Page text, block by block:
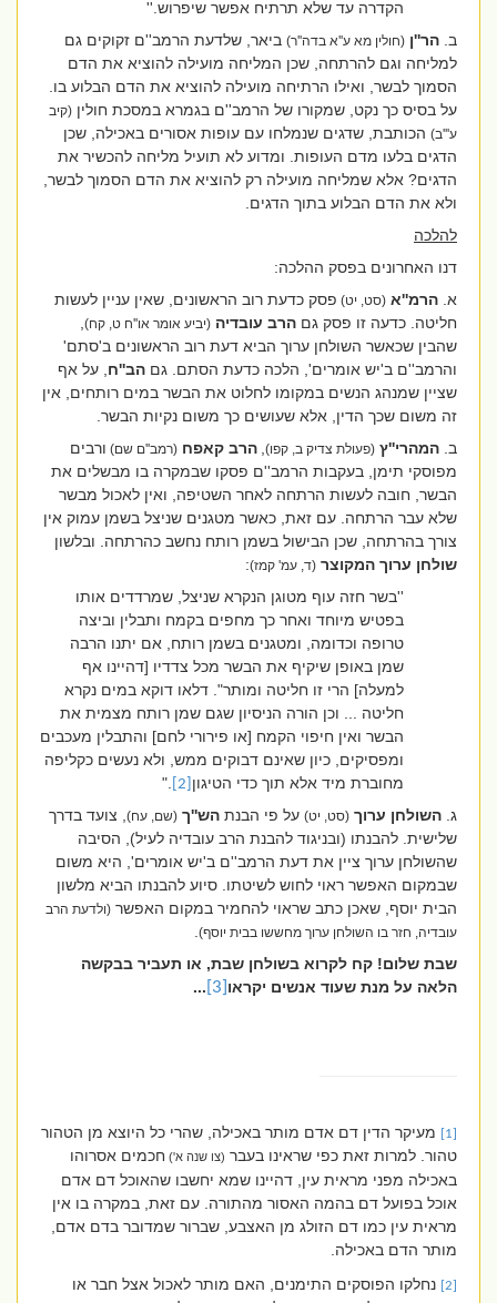
הקדרה עד שלא תרתיח אפשר שיפרוש.''
ב.הר''ן (חולין מא ע''א בדה''ר)ביאר, שלדעת הרמב''ם זקוקים גם
למליחה וגם להרתחה, שכן המליחה מועילה להוציא את הדם
הסמוך לבשר, ואילו הרתיחה מועילה להוציא את הדם הבלוע בו.
על בסיס כך נקט, שמקורו של הרמב''ם בגמרא במסכת חולין(קיב
ע'''ב)הכותבת, שדגים שנמלחו עם עופות אסורים באכילה, שכן
הדגים בלעו מדם העופות. ומדוע לא תועיל מליחה להכשיר את
הדגים? אלא שמליחה מועילה רק להוציא את הדם הסמוך לבשר,
ולא את הדם הבלוע בתוך הדגים.
להלכה
דנו האחרונים בפסק ההלכה:
א.הרמ''א (סט, יט)פסק כדעת רוב הראשונים, שאין עניין לעשות
חליטה. כדעה זו פסק גםהרב עובדיה (יביע אומר או''ח ט, קח),
שהבין שכאשר השולחן ערוך הביא דעת רוב הראשונים ב'סתם'
והרמב''ם ב'יש אומרים', הלכה כדעת הסתם. גםהב''ח, על אף
שציין שמנהג הנשים במקומו לחלוט את הבשר במים רותחים, אין
זה משום שכך הדין, אלא שעושים כך משום נקיות הבשר.
ב.המהרי''ץ(פעולת צדיק ב, קפו),הרב קאפח (רמב''ם שם)ורבים
מפוסקי תימן, בעקבות הרמב''ם פסקו שבמקרה בו מבשלים את
הבשר, חובה לעשות הרתחה לאחר השטיפה, ואין לאכול מבשר
שלא עבר הרתחה. עם זאת, כאשר מטגנים שניצל בשמן עמוק אין
צורך בהרתחה, שכן הבישול בשמן רותח נחשב כהרתחה. ובלשון
שולחן ערוך המקוצר (ד, עמ' קמז):
''בשר חזה עוף מטוגן הנקרא שניצל, שמרדדים אותו
בפטיש מיוחד ואחר כך מחפים בקמח ותבלין וביצה
טרופה וכדומה, ומטגנים בשמן רותח, אם יתנו הרבה
שמן באופן שיקיף את הבשר מכל צדדיו [דהיינו אף
למעלה] הרי זו חליטה ומותר". דלאו דוקא במים נקרא
חליטה ... וכן הורה הניסיון שגם שמן רותח מצמית את
הבשר ואין חיפוי הקמח [או פירורי לחם] והתבלין מעכבים
ומפסיקים, כיון שאינם דבוקים ממש, ולא נעשים כקליפה
מחוברת מיד אלא תוך כדי הטיגון[2]
".
השולחן ערוך (סט, יט) על פי הבנתהש''ך (שם, עח), צועד בדרך
שלישית. להבנתו (ובניגוד להבנת הרב עובדיה לעיל), הסיבה
שהשולחן ערוך ציין את דעת הרמב''ם ב'יש אומרים', היא משום
שבמקום האפשר ראוי לחוש לשיטתו. סיוע להבנתו הביא מלשון
הבית יוסף, שאכן כתב שראוי להחמיר במקום האפשר(ולדעת הרב
עובדיה, חזר בו השולחן ערוך מחששו בבית יוסף).
שבת שלום! קח לקרוא בשולחן שבת, או תעביר בבקשה
הלאה על מנת שעוד אנשים יקראו[3]
...
מעיקר הדין דם אדם מותר באכילה, שהרי כל היוצא מן הטהור
טהור. למרות זאת כפי שראינו בעבר(צו שנה א')חכמים אסרוהו
באכילה מפני מראית עין, דהיינו שמא יחשבו שהאוכל דם אדם
אוכל בפועל דם בהמה האסור מהתורה. עם זאת, במקרה בו אין
מראית עין כמו דם הזולג מן האצבע, שברור שמדובר בדם אדם,
מותר הדם באכילה.
נחלקו הפוסקים התימנים, האם מותר לאכול אצל חבר או